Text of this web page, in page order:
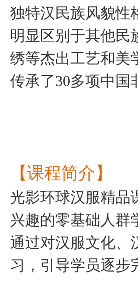
独特汉民族风貌性
明显区别于其他民
绣等杰出工艺和美
传承了30多项中国
【课程简介】
光影环球汉服精品
兴趣的零基础 人群
通过对汉服文化、
习，引导学员逐步